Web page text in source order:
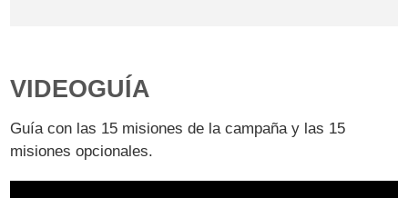
VIDEOGUÍA
Guía con las 15 misiones de la campaña y las 15
misiones opcionales.